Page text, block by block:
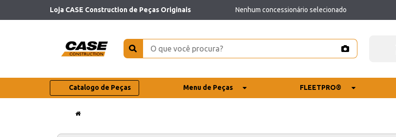
Loja CASE Construction de Peças Originais Nenhum concessionário selecionado
Catalogo de Peças Menu de Peças FLEETPRO®